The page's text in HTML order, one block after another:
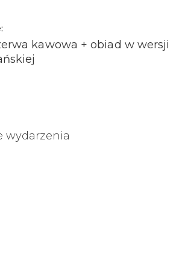
kawowa + obiad w wersji
wydarzenia